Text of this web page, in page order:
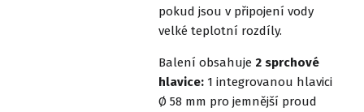
pokud jsou v připojení­ vody
velké teplotní­ rozdí­ly.
Balení obsahuje 2 sprchové
hlavice: 1 integrovanou hlavici
Ø 58 mm pro jemnější proud